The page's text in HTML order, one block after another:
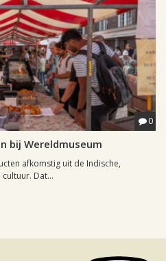
0
bij Wereldmuseum
afkomstig uit de Indische,
Dat...